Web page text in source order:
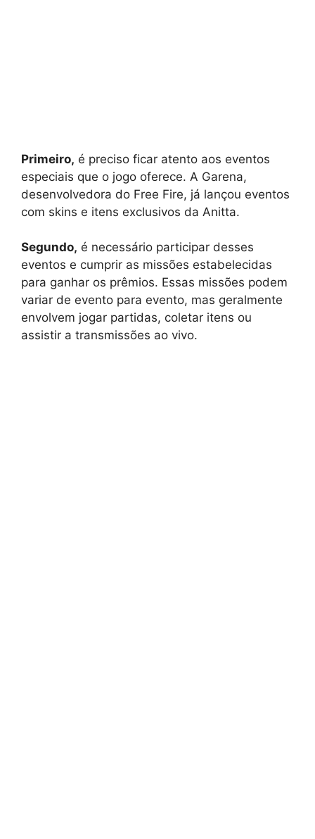
Primeiro, é preciso ficar atento aos eventos
especiais que o jogo oferece. A Garena,
desenvolvedora do Free Fire, já lançou eventos
com skins e itens exclusivos da Anitta.
Segundo, é necessário participar desses
eventos e cumprir as missões estabelecidas
para ganhar os prêmios. Essas missões podem
variar de evento para evento, mas geralmente
envolvem jogar partidas, coletar itens ou
assistir a transmissões ao vivo.